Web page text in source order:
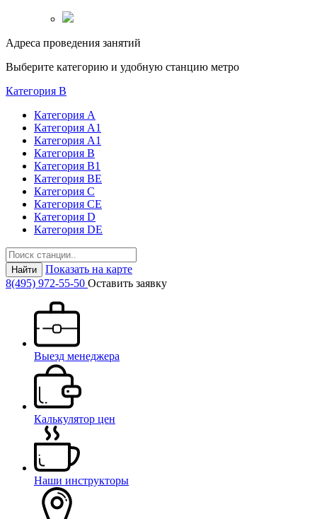
Адреса проведения занятий
Выберите категорию и удобную станцию метро
Категория B
Категория А
Категория А1
Категория А1
Категория В
Категория В1
Категория BE
Категория С
Категория СЕ
Категория D
Категория DE
Найти
Показать на карте
8(495) 972-55-50 Оставить заявку
Выезд менеджера
Калькулятор цен
Наши инструкторы